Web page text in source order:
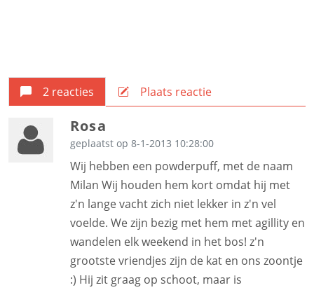
2 reacties Plaats reactie
Rosa
geplaatst op 8-1-2013 10:28:00
Wij hebben een powderpuff, met de naam
Milan Wij houden hem kort omdat hij met
z'n lange vacht zich niet lekker in z'n vel
voelde. We zijn bezig met hem met agillity en
wandelen elk weekend in het bos! z'n
grootste vriendjes zijn de kat en ons zoontje
:) Hij zit graag op schoot, maar is